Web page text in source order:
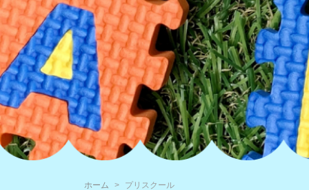
ホーム プリスクール